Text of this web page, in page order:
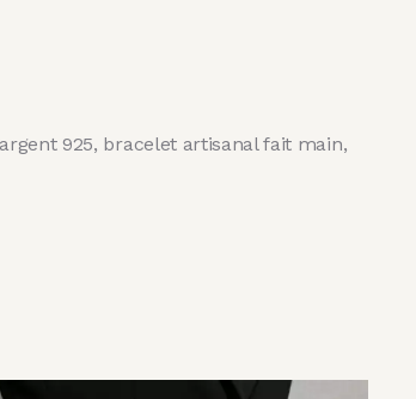
925, bracelet artisanal fait main,